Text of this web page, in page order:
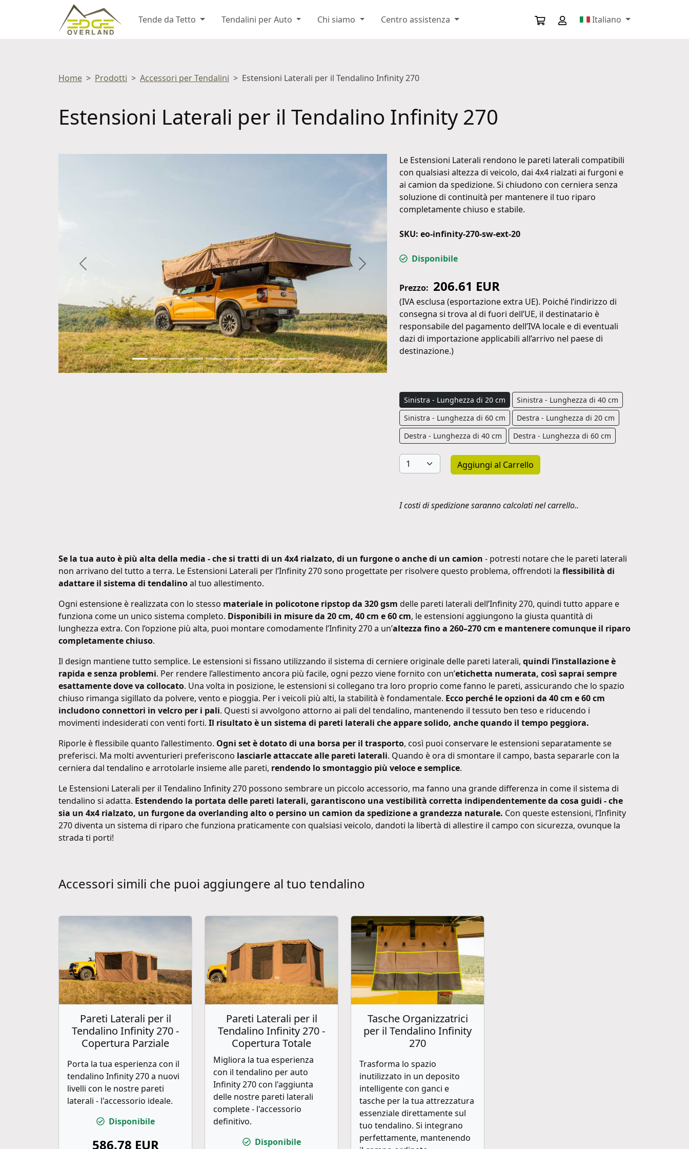
Tende da Tetto Tendalini per Auto Chi siamo Centro assistenza Italiano
Home Prodotti Accessori per Tendalini Estensioni Laterali per il Tendalino Infinity 270
Estensioni Laterali per il Tendalino Infinity 270
Precedente Avanti
Le Estensioni Laterali rendono le pareti laterali compatibili
con qualsiasi altezza di veicolo, dai 4x4 rialzati ai furgoni e
ai camion da spedizione. Si chiudono con cerniera senza
soluzione di continuità per mantenere il tuo riparo
completamente chiuso e stabile.
SKU: eo-infinity-270-sw-ext-20
Disponibile
Prezzo: 206.61 EUR
(IVA esclusa (esportazione extra UE). Poiché l’indirizzo di
consegna si trova al di fuori dell’UE, il destinatario è
responsabile del pagamento dell’IVA locale e di eventuali
dazi di importazione applicabili all’arrivo nel paese di
destinazione.)
Sinistra - Lunghezza di 20 cm
Sinistra - Lunghezza di 40 cm
Sinistra - Lunghezza di 60 cm
Destra - Lunghezza di 20 cm
Destra - Lunghezza di 40 cm
Destra - Lunghezza di 60 cm
Aggiungi al Carrello
I costi di spedizione saranno calcolati nel carrello..
Se la tua auto è più alta della media - che si tratti di un 4x4 rialzato, di un furgone o anche di un camion - potresti notare che le pareti laterali
non arrivano del tutto a terra. Le Estensioni Laterali per l’Infinity 270 sono progettate per risolvere questo problema, offrendoti la flessibilità di
adattare il sistema di tendalinoal tuo allestimento.
Ogni estensione è realizzata con lo stesso materiale in policotone ripstop da 320 gsm delle pareti laterali dell’Infinity 270, quindi tutto appare e
funziona come un unico sistema completo. Disponibili in misure da 20 cm, 40 cm e 60 cm, le estensioni aggiungono la giusta quantità di
lunghezza extra. Con l’opzione più alta, puoi montare comodamente l’Infinity 270 a un’altezza fino a 260–270 cm e mantenere comunque il riparo
completamente chiuso.
Il design mantiene tutto semplice. Le estensioni si fissano utilizzando il sistema di cerniere originale delle pareti laterali, quindi l’installazione è
rapida e senza problemi. Per rendere l’allestimento ancora più facile, ogni pezzo viene fornito con un’etichetta numerata, così saprai sempre
esattamente dove va collocato. Una volta in posizione, le estensioni si collegano tra loro proprio come fanno le pareti, assicurando che lo spazio
chiuso rimanga sigillato da polvere, vento e pioggia. Per i veicoli più alti, la stabilità è fondamentale. Ecco perché le opzioni da 40 cm e 60 cm
includono connettori in velcro per i pali. Questi si avvolgono attorno ai pali del tendalino, mantenendo il tessuto ben teso e riducendo i
movimenti indesiderati con venti forti. Il risultato è un sistema di pareti laterali che appare solido, anche quando il tempo peggiora.
Riporle è flessibile quanto l’allestimento. Ogni set è dotato di una borsa per il trasporto, così puoi conservare le estensioni separatamente se
preferisci. Ma molti avventurieri preferiscono lasciarle attaccate alle pareti laterali. Quando è ora di smontare il campo, basta separarle con la
cerniera dal tendalino e arrotolarle insieme alle pareti, rendendo lo smontaggio più veloce e semplice.
Le Estensioni Laterali per il Tendalino Infinity 270 possono sembrare un piccolo accessorio, ma fanno una grande differenza in come il sistema di
tendalino si adatta. Estendendo la portata delle pareti laterali, garantiscono una vestibilità corretta indipendentemente da cosa guidi - che
sia un 4x4 rialzato, un furgone da overlanding alto o persino un camion da spedizione a grandezza naturale. Con queste estensioni, l’Infinity
270 diventa un sistema di riparo che funziona praticamente con qualsiasi veicolo, dandoti la libertà di allestire il campo con sicurezza, ovunque la
strada ti porti!
Accessori simili che puoi aggiungere al tuo tendalino
Pareti Laterali per il
Tendalino Infinity 270 -
Copertura Parziale
Porta la tua esperienza con il
tendalino Infinity 270 a nuovi
livelli con le nostre pareti
laterali - l'accessorio ideale.
Disponibile
586.78 EUR
Pareti Laterali per il
Tendalino Infinity 270 -
Copertura Totale
Migliora la tua esperienza
con il tendalino per auto
Infinity 270 con l'aggiunta
delle nostre pareti laterali
complete - l'accessorio
definitivo.
Disponibile
Tasche Organizzatrici
per il Tendalino Infinity
270
Trasforma lo spazio
inutilizzato in un deposito
intelligente con ganci e
tasche per la tua attrezzatura
essenziale direttamente sul
tuo tendalino. Si integrano
perfettamente, mantenendo